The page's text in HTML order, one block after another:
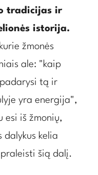
tradicijas ir
istorija.
žmonės
ale: "kaip
tą ir
yra energija",
esi iš žmonių,
dalykus kelia
šią dalį.